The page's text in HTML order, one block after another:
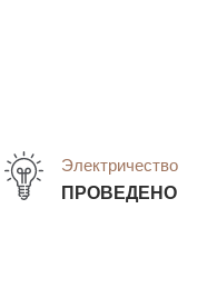
Электричество
ПРОВЕДЕНО